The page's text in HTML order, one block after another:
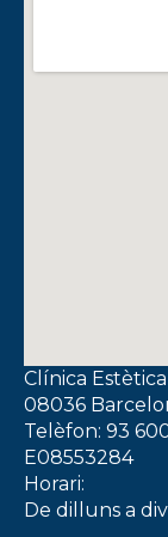
Clínica Estètica
08036
Telèfon: 93
E08553284
Horari:
De dilluns a